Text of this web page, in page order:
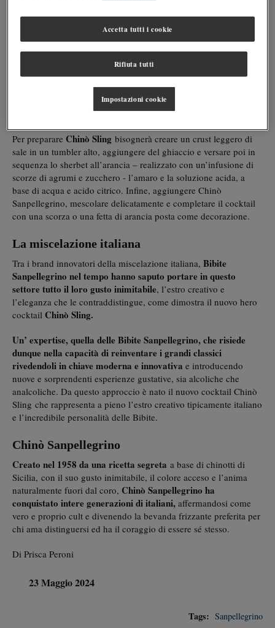
succo di limone, sciroppi e amari – che delizia il palato con un
mix unico di sapori audaci, proprio come lo spirito di
Sanpellegrino. Ma non solo:per chi ricerca sobrietà e
leggerezza le Bibite hanno pensato ad unaversione analcolica
in cui l’amaro viene sostituito da un delicato
Botanical Spirit analcolico, un liquore botanico no alcol,
aromatizzato con erbe e spezie.
Per preparare Chinò Sling bisognerà creare un crust leggero di
sale in un tumbler alto, aggiungere del ghiaccio e versare poi in
sequenza lo sherbet all’arancia – realizzato con un’infusione di
scorze di agrumi e zucchero - l’amaro e la soluzione acida, a
base di acqua e acido citrico. Infine, aggiungere Chinò
Sanpellegrino, mescolare delicatamente e completare il cocktail
con una scorza o una fetta di arancia posta come decorazione.
La miscelazione italiana
Tra i brand innovatori della miscelazione italiana, Bibite
Sanpellegrino nel tempo hanno saputo portare in questo
settore tutto il loro gusto inimitabile, l’estro creativo e
l’eleganza che le contraddistingue, come dimostra il nuovo hero
cocktail Chinò Sling.
Un’ expertise, quella delle Bibite Sanpellegrino, che risiede
dunque nella capacità direinventare i grandi classici
rivedendoli in chiave moderna e innovativa e introducendo
nuove e sorprendenti esperienze gustative, sia alcoliche che
analcoliche. Da questo approccio è nato il nuovo cocktail Chinò
Sling che rappresenta a pieno l’estro creativo tipicamente italiano
e l’incredibile personalità delle Bibite.
Chinò Sanpellegrino
Creato nel 1958 da una ricetta segreta a base di chinotti di
Sicilia, con il suo gusto inimitabile, il colore acceso e l’anima
naturalmente fuori dal coro, Chinò Sanpellegrino ha
conquistato intere generazioni di italiani, affermandosi come
vero e proprio cult e divenendo la bevanda frizzante preferita per
chi ama distinguersi ed ha il coraggio di essere sé stesso.
Di Prisca Peroni
23 Maggio 2024
Tags: Sanpellegrino
Rifiuta tutti
Accetta tutti i cookie
Impostazioni cookie